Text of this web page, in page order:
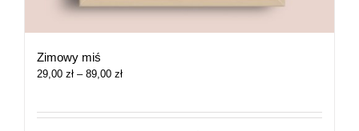
Zimowy miś
29,00 zł – 89,00 złZakres
29,00 zł